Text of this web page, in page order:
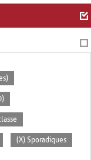
(X) Sporadiques